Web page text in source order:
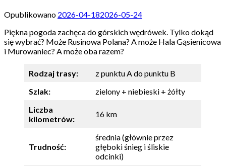
Opublikowano 2026-04-182026-05-24
Piękna pogoda zachęca do górskich wędrówek. Tylko dokąd
się wybrać? Może Rusinowa Polana? A może Hala Gąsienicowa
i Murowaniec? A może oba razem?
Rodzaj trasy:
z punktu A do punktu B
Szlak:
zielony + niebieski + żółty
Liczba
kilometrów:
16 km
Trudność:
średnia (głównie przez
głęboki śnieg i śliskie
odcinki)